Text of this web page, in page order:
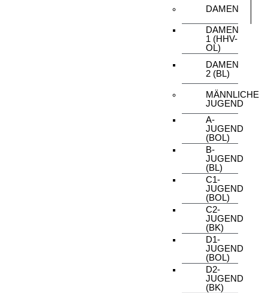
DAMEN
DAMEN
1 (HHV-
OL)
DAMEN
2 (BL)
MÄNNLICHE
JUGEND
A-
JUGEND
(BOL)
B-
JUGEND
(BL)
C1-
JUGEND
(BOL)
C2-
JUGEND
(BK)
D1-
JUGEND
(BOL)
D2-
JUGEND
(BK)